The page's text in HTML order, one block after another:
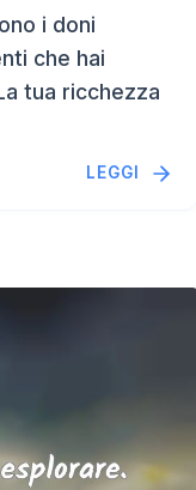
i doni
che hai
tua ricchezza
LEGGI